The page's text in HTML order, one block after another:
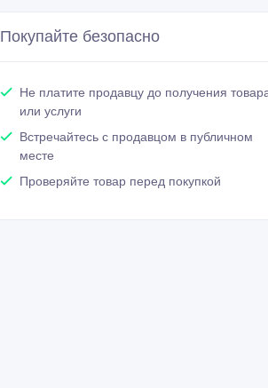
Покупайте безопасно
Не платите продавцу до получения
или услуги
Встречайтесь с продавцом в публичном
месте
Проверяйте товар перед покупкой